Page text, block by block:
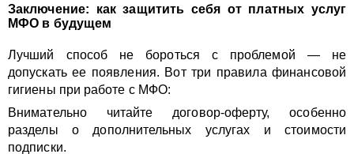
Заключение: как защитить себя от платных услуг
МФО в будущем
Лучший способ не бороться с проблемой — не
допускать ее появления. Вот три правила финансовой
гигиены при работе с МФО:
Внимательно читайте договор-оферту, особенно
разделы о дополнительных услугах и стоимости
подписки.